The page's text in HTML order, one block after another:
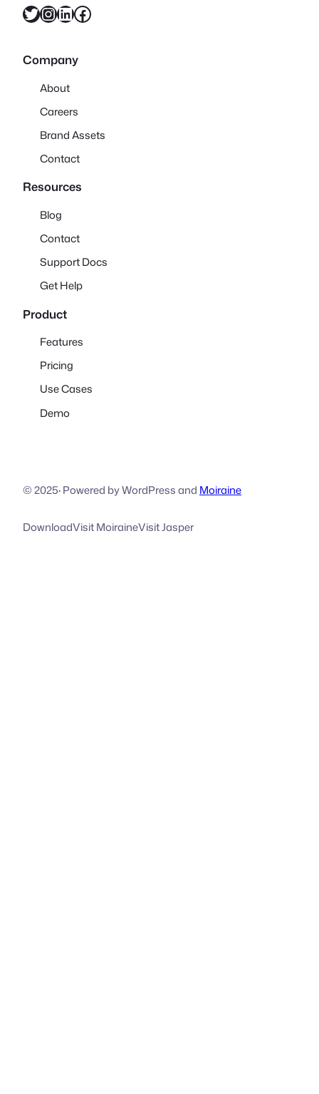
X InstagramLinkedIn Facebook
Company
About
Careers
Brand Assets
Contact
Resources
Blog
Contact
Support Docs
Get Help
Product
Features
Pricing
Use Cases
Demo
© 2025·Powered by WordPress and Moiraine
DownloadVisit MoiraineVisit Jasper